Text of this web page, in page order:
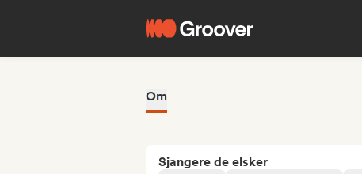
Om
Sjangere de elsker